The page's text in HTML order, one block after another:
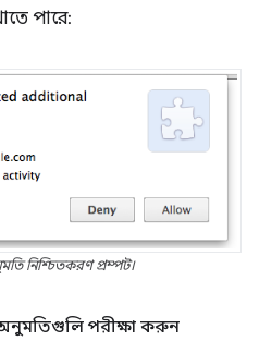
পারে:
নিশ্চিতকরণ প্রম্পট।
পরীক্ষা করুন